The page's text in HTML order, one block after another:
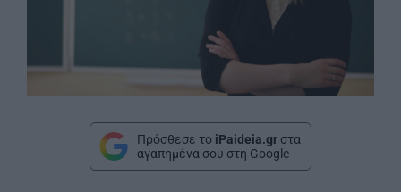
Πρόσθεσε το iPaideia.gr στα
αγαπημένα σου στη Google